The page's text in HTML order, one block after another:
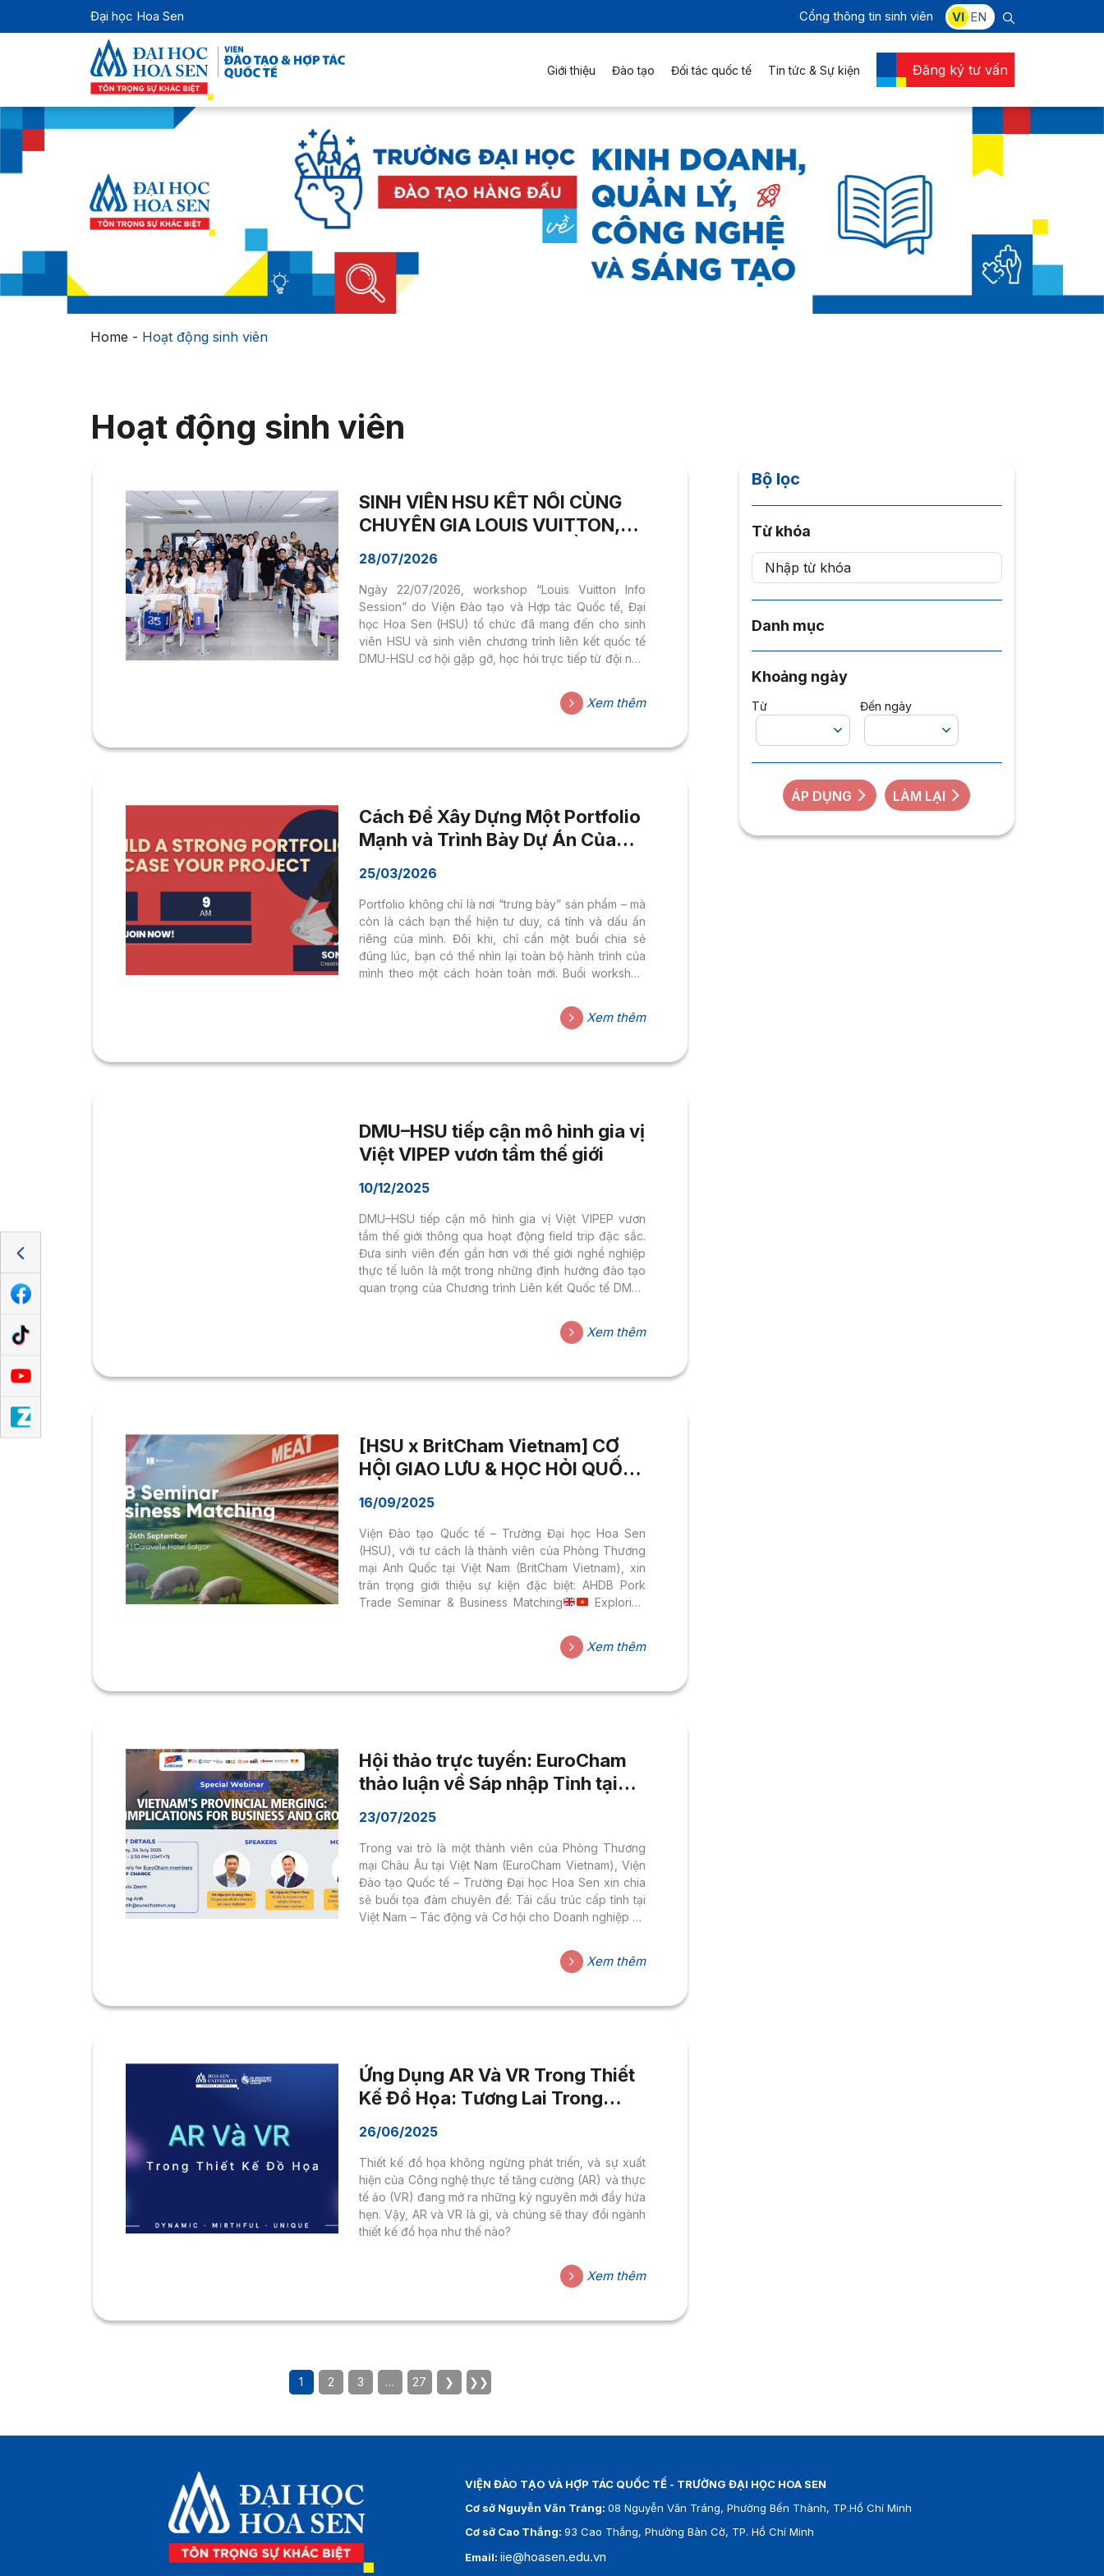
Đại học Hoa Sen Cổng thông tin sinh viên VI EN
Giới thiệu Đào tạo Đối tác quốc tế Tin tức & Sự kiện Đăng ký tư vấn
Home - Hoạt động sinh viên
Hoạt động sinh viên
SINH VIÊN HSU KẾT NỐI CÙNG
CHUYÊN GIA LOUIS VUITTON,
NGHIỆP TẠI THƯƠNG HIỆU THỜI
TRANG HÀNG ĐẦU
28/07/2026
Ngày 22/07/2026, workshop “Louis Vuitton Info
Session” do Viện Đào tạo và Hợp tác Quốc tế, Đại
học Hoa Sen (HSU) tổ chức đã mang đến cho sinh
viên HSU và sinh viên chương trình liên kết quốc tế
DMU-HSU cơ hội gặp gỡ, học hỏi trực tiếp từ đội ngũ
không chỉ giúp sinh viên tiếp cận những góc nhìn
thực tiễn về ngành hàng xa xỉ (Luxury Brand) mà còn
của Đại học Hoa Sen, tạo điều kiện để...
Xem thêm
Cách Để Xây Dựng Một Portfolio
Mạnh và Trình Bày Dự Án Của
25/03/2026
Portfolio không chỉ là nơi “trưng bày” sản phẩm – mà
còn là cách bạn thể hiện tư duy, cá tính và dấu ấn
riêng của mình. Đôi khi, chỉ cần một buổi chia sẻ
đúng lúc, bạn có thể nhìn lại toàn bộ hành trình của
mình theo một cách hoàn toàn mới. Buổi workshop
Trình Bày Dự Án Của Bạn” với sự tham gia của Son
Nguyen – Giám Đốc Sáng Tạo tại Atelier sẽ mang
để...
Xem thêm
DMU–HSU tiếp cận mô hình gia vị
Việt VIPEP vươn tầm thế giới
10/12/2025
DMU–HSU tiếp cận mô hình gia vị Việt VIPEP vươn
tầm thế giới thông qua hoạt động field trip đặc sắc.
Đưa sinh viên đến gần hơn với thế giới nghề nghiệp
thực tế luôn là một trong những định hướng đào tạo
quan trọng của Chương trình Liên kết Quốc tế DMU–
không chỉ mở rộng tư duy mà còn trực tiếp quan sát
cách doanh nghiệp vận hành trong bối cảnh thị
VIPEP – doanh nghiệp tiên phong trong sản...
Xem thêm
[HSU x BritCham Vietnam] CƠ
HỘI GIAO LƯU & HỌC HỎI QUỐC
16/09/2025
Viện Đào tạo Quốc tế – Trường Đại học Hoa Sen
(HSU), với tư cách là thành viên của Phòng Thương
mại Anh Quốc tại Việt Nam (BritCham Vietnam), xin
trân trọng giới thiệu sự kiện đặc biệt: AHDB Pork
Trade Seminar & Business Matching
Exploring
Thời gian: Thứ Tư, 24/09/2025 (13:00 – 17:40)
điểm: Khách sạn Caravelle Saigon, Quận 1, TP. HCM
ngữ: Tiếng Anh
Điểm nhấn sự kiện:
Đặc biệt: Cơ
Xem thêm
Hội thảo trực tuyến: EuroCham
thảo luận về Sáp nhập Tỉnh tại
doanh
23/07/2025
Trong vai trò là một thành viên của Phòng Thương
mại Châu Âu tại Việt Nam (EuroCham Vietnam), Viện
Đào tạo Quốc tế – Trường Đại học Hoa Sen xin chia
sẻ buổi tọa đàm chuyên đề: Tái cấu trúc cấp tỉnh tại
Việt Nam – Tác động và Cơ hội cho Doanh nghiệp và
năm 2025Giờ: 13:00 – 14:30 (GMT+7)Hình thức: Trực
tuyến qua ZoomMiễn phí cho thành viên EuroCham
nhập một số tỉnh, giảm số lượng tỉnh/thành từ 63 còn
Xem thêm
Ứng Dụng AR Và VR Trong Thiết
Kế Đồ Họa: Tương Lai Trong
26/06/2025
Thiết kế đồ họa không ngừng phát triển, và sự xuất
hiện của Công nghệ thực tế tăng cường (AR) và thực
tế ảo (VR) đang mở ra những kỷ nguyên mới đầy hứa
hẹn. Vậy, AR và VR là gì, và chúng sẽ thay đổi ngành
thiết kế đồ họa như thế nào?
Xem thêm
1 2 3 … 27 ❯ ❯❯
Bộ lọc
Từ khóa
Danh mục
Khoảng ngày
Từ Đến ngày
ÁP DỤNG LÀM LẠI
VIỆN ĐÀO TẠO VÀ HỢP TÁC QUỐC TẾ - TRƯỜNG ĐẠI HỌC HOA SEN
Cơ sở Nguyễn Văn Tráng: 08 Nguyễn Văn Tráng, Phường Bến Thành, TP.Hồ Chí Minh
Cơ sở Cao Thắng: 93 Cao Thắng, Phường Bàn Cờ, TP. Hồ Chí Minh
Email: iie@hoasen.edu.vn